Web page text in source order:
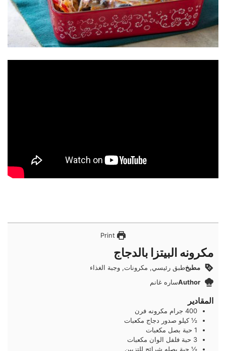
Print
مكرونه البيتزا بالدجاج
مطبخطبق رئيسي, مكرونات, وجبة الغذاء
Authorساره غانم
المقادير
400 جرام مكرونه فرن
½ كيلو صدور دجاج مكعبات
1 حبة بصل مكعبات
3 حبة فلفل الوان مكعبات
½ حبة بصله شرائح للتزيين